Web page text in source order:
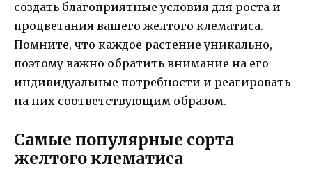
создать благоприятные условия для роста и
процветания вашего желтого клематиса.
Помните, что каждое растение уникально,
поэтому важно обратить внимание на его
индивидуальные потребности и реагировать
на них соответствующим образом.
Самые популярные сорта
желтого клематиса